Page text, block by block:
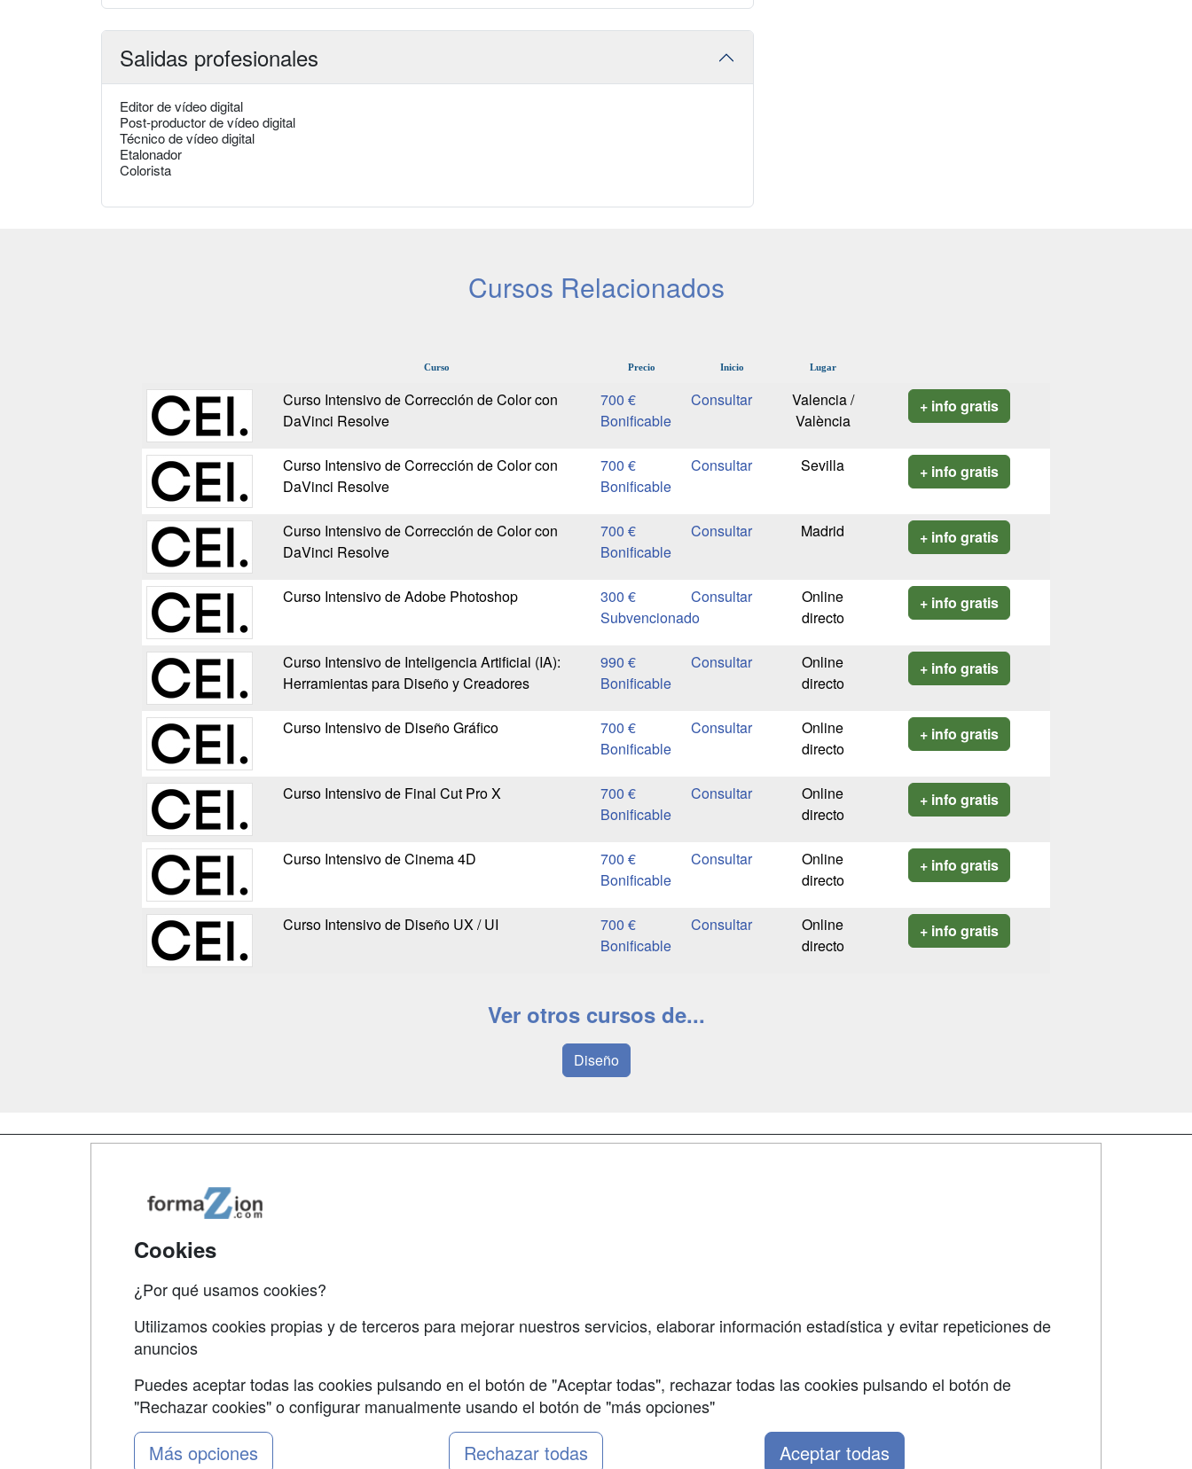
Salidas profesionales
Editor de vídeo digital
Post-productor de vídeo digital
Técnico de vídeo digital
Etalonador
Colorista
Cursos Relacionados
Curso Precio Inicio Lugar
Curso Intensivo de Corrección de Color con
DaVinci Resolve
700 €
Bonificable
Valencia /
València
+ info gratis
Curso Intensivo de Corrección de Color con
DaVinci Resolve
700 €
Bonificable
Sevilla + info gratis
Curso Intensivo de Corrección de Color con
DaVinci Resolve
700 €
Bonificable
Madrid + info gratis
Curso Intensivo de Adobe Photoshop
300 €
Subvencionado
Online
directo
+ info gratis
Curso Intensivo de Inteligencia Artificial (IA):
Herramientas para Diseño y Creadores
990 €
Bonificable
Online
directo
+ info gratis
Curso Intensivo de Diseño Gráfico
700 €
Bonificable
Online
directo
+ info gratis
Curso Intensivo de Final Cut Pro X
700 €
Bonificable
Online
directo
+ info gratis
Curso Intensivo de Cinema 4D
700 €
Bonificable
Online
directo
+ info gratis
Curso Intensivo de Diseño UX / UI
700 €
Bonificable
Online
directo
+ info gratis
Ver otros cursos de...
Diseño
Grupo formazion:
Cookies
¿Por qué usamos cookies?
Utilizamos cookies propias y de terceros para mejorar nuestros servicios, elaborar información estadística y evitar repeticiones de
anuncios
Puedes aceptar todas las cookies pulsando en el botón de "Aceptar todas", rechazar todas las cookies pulsando el botón de
"Rechazar cookies" o configurar manualmente usando el botón de "más opciones"
Más opciones Rechazar todas Aceptar todas